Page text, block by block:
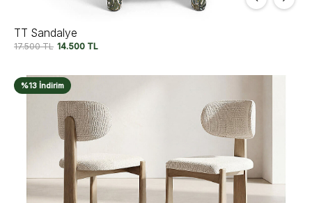
TT Sandalye
17.500TL 14.500 TL
%13 İndirim